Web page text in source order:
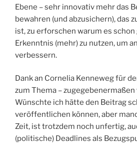
Ebene – sehr innovativ mehr das
bewahren (und abzusichern), das
ist, zu erforschen warum es
Erkenntnis (mehr) zu nutzen, um
verbessern.
Dank an Cornelia Kenneweg für
zum Thema –
Wünschte ich hätte den Beitrag
veröffentlichen können, aber
Zeit, ist trotzdem noch unfertig,
(politische) Deadlines als